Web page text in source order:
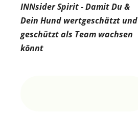
INNsider Spirit - Damit Du &
Dein Hund wertgeschätzt und
geschützt als Team wachsen
könnt